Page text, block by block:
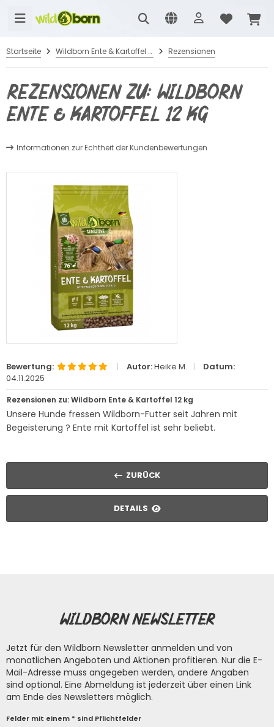
Startseite Wildborn Ente & Kartoffel 12 kg Rezensionen
Rezensionen zu: Wildborn
Ente & Kartoffel 12 kg
Informationen zur Echtheit der Kundenbewertungen
Bewertung: | Autor:Heike M. |
Datum:
04.11.2025
Rezensionen zu: Wildborn Ente & Kartoffel 12 kg
Unsere Hunde fressen Wildborn-Futter seit Jahren mit
Begeisterung ? Ente mit Kartoffel ist sehr beliebt.
ZURÜCK
DETAILS
Wildborn Newsletter
Jetzt für den Wildborn Newsletter anmelden und von
monatlichen Angeboten und Aktionen profitieren. Nur die E-
Mail-Adresse muss angegeben werden, andere Angaben
sind optional. Eine Abmeldung ist jederzeit über einen Link
am Ende des Newsletters möglich.
Felder mit einem * sind Pflichtfelder